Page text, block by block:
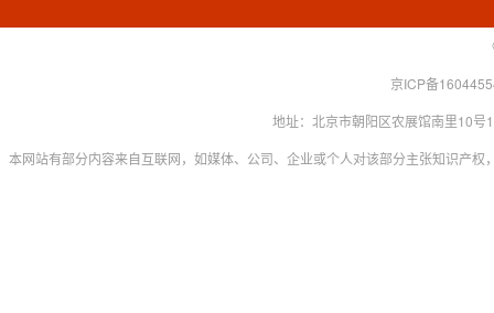
京ICP备
地址：北京市朝阳区农展馆南里10
本网站有部分内容来自互联网，如媒体、公司、企业或个人对该部分主张知识产